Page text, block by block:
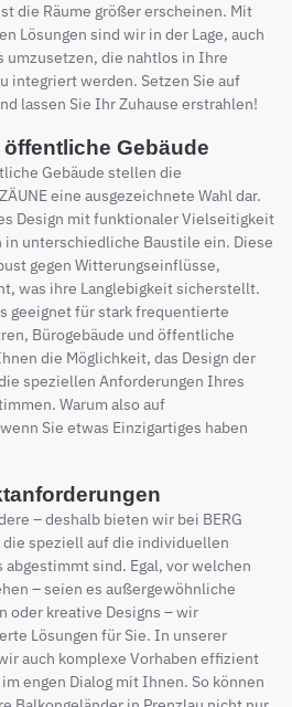
die Räume größer erscheinen. Mit
Lösungen sind wir in der Lage, auch
umzusetzen, die nahtlos in Ihre
integriert werden. Setzen Sie auf
lassen Sie Ihr Zuhause erstrahlen!
Gebäude
Gebäude stellen die
eine ausgezeichnete Wahl dar.
Design mit funktionaler Vielseitigkeit
in unterschiedliche Baustile ein. Diese
gegen Witterungseinflüsse,
was ihre Langlebigkeit sicherstellt.
geeignet für stark frequentierte
Bürogebäude und öffentliche
die Möglichkeit, das Design der
speziellen Anforderungen Ihres
Warum also auf
Sie etwas Einzigartiges haben
– deshalb bieten wir bei BERG
die speziell auf die individuellen
sind. Egal, vor welchen
– seien es außergewöhnliche
oder kreative Designs – wir
Lösungen für Sie. In unserer
auch komplexe Vorhaben effizient
engen Dialog mit Ihnen. So können